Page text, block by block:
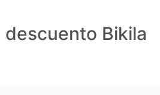
Bikila